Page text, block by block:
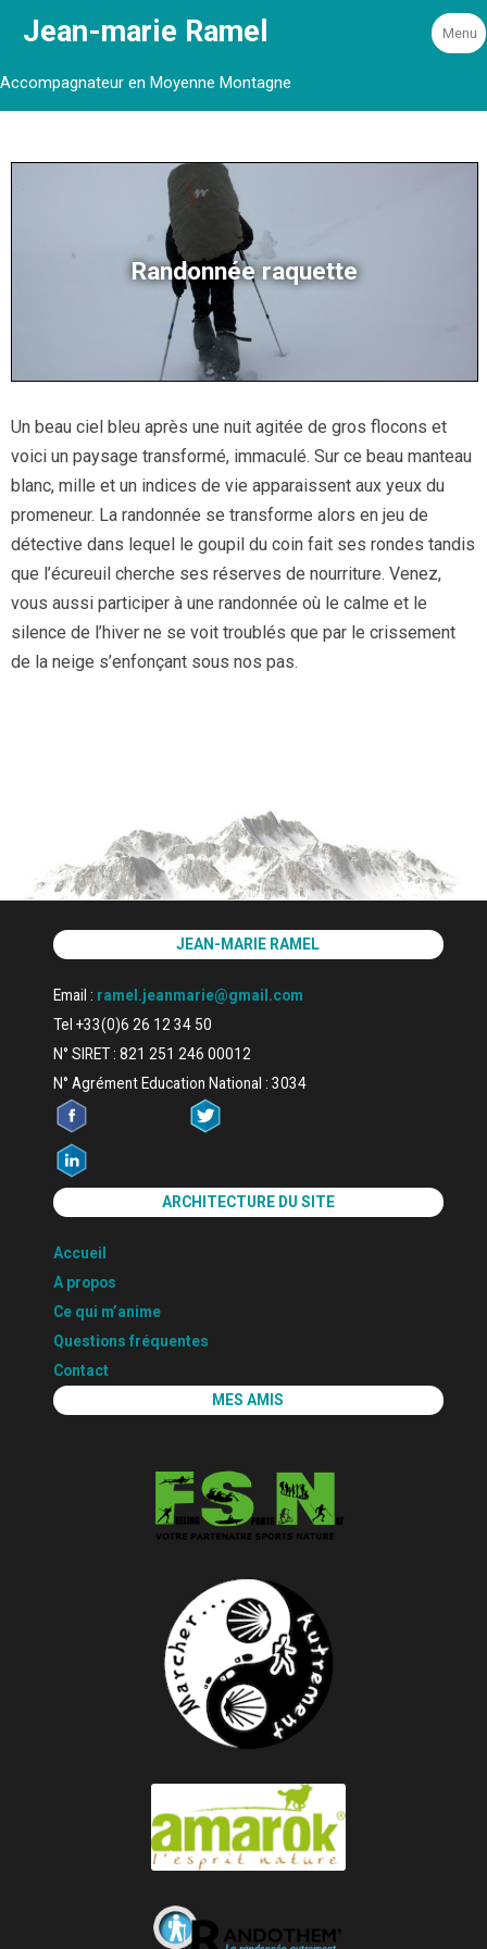
Jean-marie Ramel
Accompagnateur en Moyenne Montagne
Menu
Randonnée raquette
Un beau ciel bleu après une nuit agitée de gros flocons et
voici un paysage transformé, immaculé. Sur ce beau manteau
blanc, mille et un indices de vie apparaissent aux yeux du
promeneur. La randonnée se transforme alors en jeu de
détective dans lequel le goupil du coin fait ses rondes tandis
que l’écureuil cherche ses réserves de nourriture. Venez,
vous aussi participer à une randonnée où le calme et le
silence de l’hiver ne se voit troublés que par le crissement
de la neige s’enfonçant sous nos pas.
JEAN-MARIE RAMEL
Email : ramel.jeanmarie@gmail.com
Tel +33(0)6 26 12 34 50
N° SIRET : 821 251 246 00012
N° Agrément Education National : 3034
ARCHITECTURE DU SITE
Accueil
A propos
Ce qui m’anime
Questions fréquentes
Contact
MES AMIS